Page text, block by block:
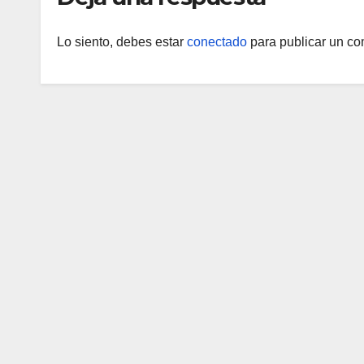
Lo siento, debes estar conectado para publicar un